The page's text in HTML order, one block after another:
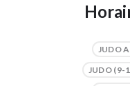
JUDO
JUDO (9-